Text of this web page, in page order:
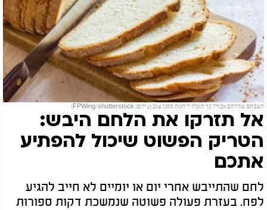
חשבתם שהלחם אבוד? כך תוכלו ליהנות ממנו שוב (צילום: FPWing/shutterstock)
אל תזרקו את הלחם היבש:
הטריק הפשוט שיכול להפתיע
אתכם
לחם שהתייבש אחרי יום או יומיים לא חייב להגיע
לפח. בעזרת פעולה פשוטה שנמשכת דקות ספורות